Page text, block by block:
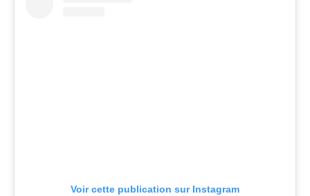
Voir cette publication sur Instagram